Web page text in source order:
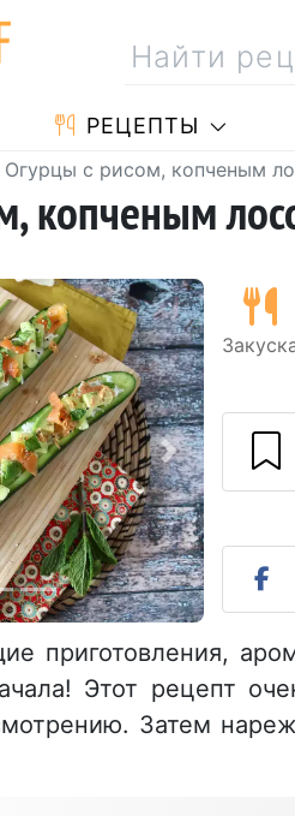
PЕЦЕПТЫ
Огурцы с рисом, копченым
копченым
Следующий
приготовления,
Этот рецепт
Затем